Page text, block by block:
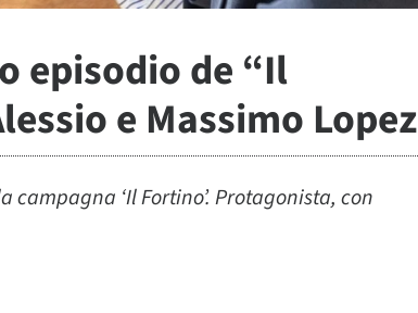
episodio de “Il
e Massimo Lopez
‘Il Fortino’. Protagonista, con